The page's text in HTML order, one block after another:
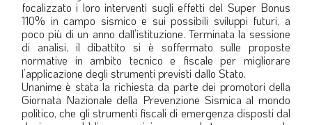
focalizzato i loro interventi sugli effetti del Super Bonus
110% in campo sismico e sui possibili sviluppi futuri, a
poco più di un anno dall’istituzione. Terminata la sessione
di analisi, il dibattito si è soffermato sulle proposte
normative in ambito tecnico e fiscale per migliorare
l’applicazione degli strumenti previsti dallo Stato.
Unanime è stata la richiesta da parte dei promotori della
Giornata Nazionale della Prevenzione Sismica al mondo
politico, che gli strumenti fiscali di emergenza disposti dal